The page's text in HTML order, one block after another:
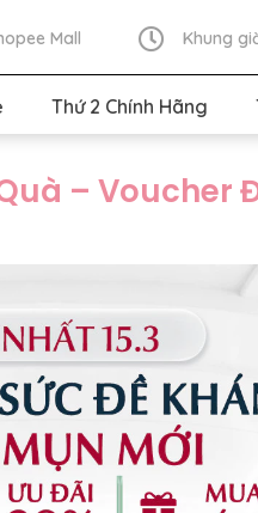
Mall Khung
Thứ 2 Chính Hãng
– Voucher